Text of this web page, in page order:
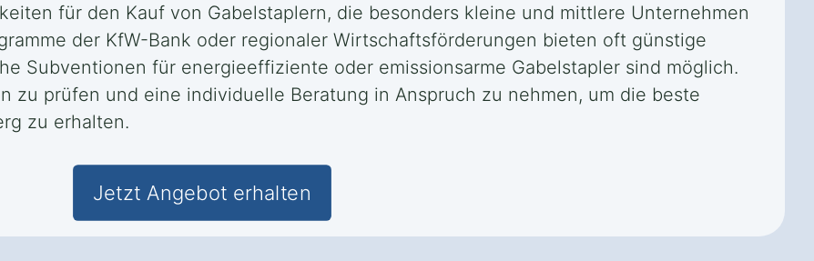
für den Kauf von Gabelstaplern, die besonders kleine und mittlere Unternehmen
der KfW-Bank oder regionaler Wirtschaftsförderungen bieten oft günstige
Subventionen für energieeffiziente oder emissionsarme Gabelstapler sind möglich.
zu prüfen und eine individuelle Beratung in Anspruch zu nehmen, um die beste
zu erhalten.
Jetzt Angebot erhalten